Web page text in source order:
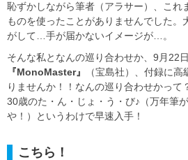
恥ずかしながら筆者（アラサー）、これ
ものを使ったことがありませんでした。
がして…手が届かないイメージが…。
そんな私となんの巡り合わせか、9月22
『MonoMaster』
（宝島社）、付録に
りませんか！！なんの巡り合わせかって
30歳のた・ん・じょ・う・び♪（万年筆
や！）というわけで早速入手！
こちら！